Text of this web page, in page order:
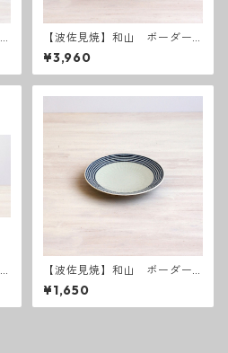
【波佐見焼】和山 ボーダー
柄 「藍駒」 三つ足大
¥3,960
【波佐見焼】和山 ボーダー
柄 「藍駒」5寸皿
¥1,650